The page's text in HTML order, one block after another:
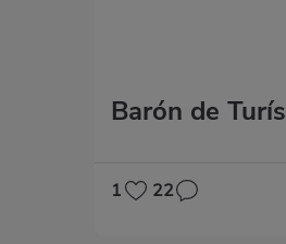
Barón de Turís
1 22